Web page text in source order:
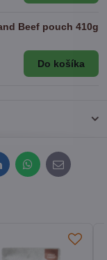
WhatsApp
E-
mail
Beef pouch 410g
Do košíka